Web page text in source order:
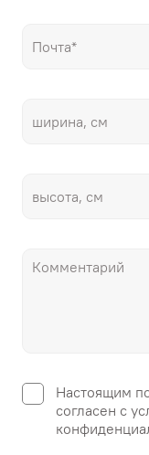
Настоящим
согласен с